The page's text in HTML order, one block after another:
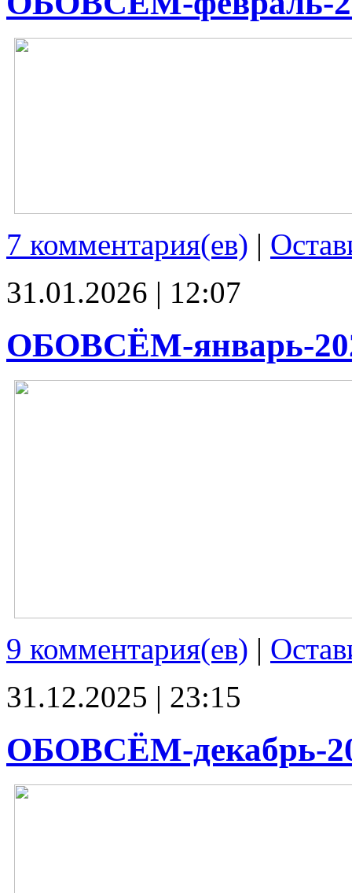
7 комментария(ев) |
31.01.2026 | 12:07
ОБОВСЁМ-январь-
9 комментария(ев) |
31.12.2025 | 23:15
ОБОВСЁМ-декабрь-